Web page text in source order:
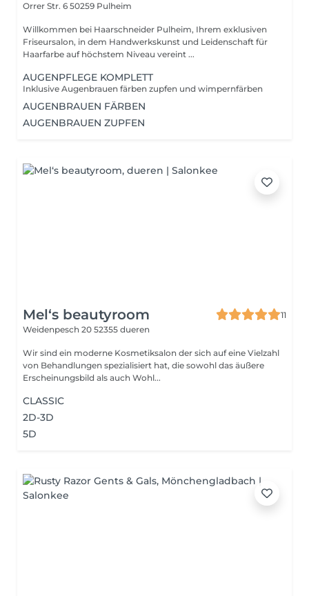
Orrer Str. 6 50259 Pulheim
Willkommen bei Haarschneider Pulheim, Ihrem exklusiven
Friseursalon, in dem Handwerkskunst und Leidenschaft für
Haarfarbe auf höchstem Niveau vereint ...
AUGENPFLEGE KOMPLETT
Inklusive Augenbrauen färben zupfen und wimpernfärben
AUGENBRAUEN FÄRBEN
AUGENBRAUEN ZUPFEN
Mel‘s beautyroom
11
Weidenpesch 20 52355 dueren
Wir sind ein moderne Kosmetiksalon der sich auf eine Vielzahl
von Behandlungen spezialisiert hat, die sowohl das äußere
Erscheinungsbild als auch Wohl...
CLASSIC
2D-3D
5D